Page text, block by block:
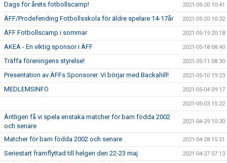
Dags för årets fotbollscamp! 2021-05-20 10:41
ÄFF/Prodefending Fotbollsskola för äldre spelare 14-17år 2021-05-20 10:32
ÄFF Fotbollscamp i sommar 2021-05-19 20:18
AKEA - En viktig sponsor i ÄFF 2021-05-18 08:40
Träffa föreningens styrelse! 2021-05-11 08:30
Presentation av ÄFFs Sponsorer. Vi börjar med Backahill! 2021-05-10 19:23
MEDLEMSINFO 2021-05-04 09:17
2021-05-03 15:22
Äntligen få vi spela enstaka matcher för barn födda 2002
och senare
2021-04-29 10:30
Matcher för barn födda 2002 och senare 2021-04-28 15:51
Seriestart framflyttad till helgen den 22-23 maj 2021-04-27 07:13